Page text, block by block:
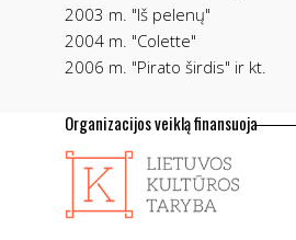
2003 m. "Iš pelenų"
2004 m. "Colette"
2006 m. "Pirato širdis" ir kt.
Organizacijos veiklą finansuoja